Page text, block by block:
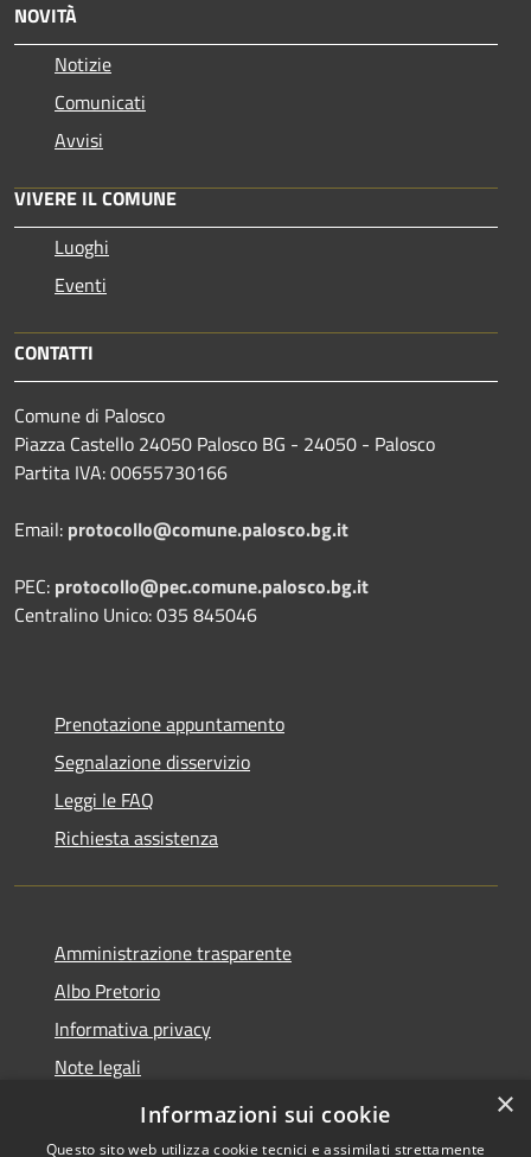
NOVITÀ
Notizie
Comunicati
Avvisi
VIVERE IL COMUNE
Luoghi
Eventi
CONTATTI
Comune di Palosco
Piazza Castello 24050 Palosco BG - 24050 - Palosco
Partita IVA: 00655730166
Email: protocollo@comune.palosco.bg.it
PEC: protocollo@pec.comune.palosco.bg.it
Centralino Unico: 035 845046
Prenotazione appuntamento
Segnalazione disservizio
Leggi le FAQ
Richiesta assistenza
Amministrazione trasparente
Albo Pretorio
Informativa privacy
Note legali
Dichiarazione di accessibilità
×
Informazioni sui cookie
Questo sito web utilizza cookie tecnici e assimilati strettamente